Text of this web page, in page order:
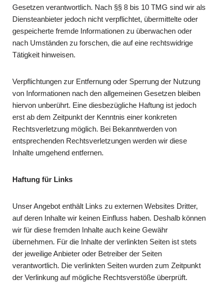
Gesetzen verantwortlich. Nach §§ 8 bis 10 TMG sind wir als
Diensteanbieter jedoch nicht verpflichtet, übermittelte oder
gespeicherte fremde Informationen zu überwachen oder
nach Umständen zu forschen, die auf eine rechtswidrige
Tätigkeit hinweisen.
Verpflichtungen zur Entfernung oder Sperrung der Nutzung
von Informationen nach den allgemeinen Gesetzen bleiben
hiervon unberührt. Eine diesbezügliche Haftung ist jedoch
erst ab dem Zeitpunkt der Kenntnis einer konkreten
Rechtsverletzung möglich. Bei Bekanntwerden von
entsprechenden Rechtsverletzungen werden wir diese
Inhalte umgehend entfernen.
Haftung für Links
Unser Angebot enthält Links zu externen Websites Dritter,
auf deren Inhalte wir keinen Einfluss haben. Deshalb können
wir für diese fremden Inhalte auch keine Gewähr
übernehmen. Für die Inhalte der verlinkten Seiten ist stets
der jeweilige Anbieter oder Betreiber der Seiten
verantwortlich. Die verlinkten Seiten wurden zum Zeitpunkt
der Verlinkung auf mögliche Rechtsverstöße überprüft.